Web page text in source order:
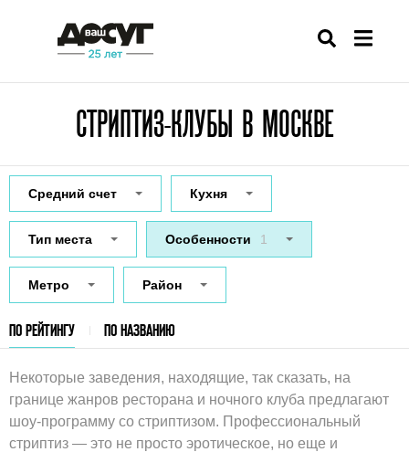
СТРИПТИЗ-КЛУБЫ В МОСКВЕ
Средний счет Кухня
Тип места Особенности 1
Метро Район
ПО РЕЙТИНГУ ПО НАЗВАНИЮ
Некоторые заведения, находящие, так сказать, на
границе жанров ресторана и ночного клуба предлагают
шоу-программу со стриптизом. Профессиональный
стриптиз — это не просто эротическое, но еще и